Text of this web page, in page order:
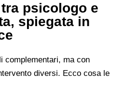
psicologo e
spiegata in
complementari, ma con
diversi. Ecco cosa le